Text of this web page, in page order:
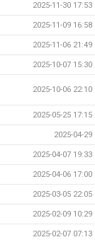
2025-11-30 17:53
2025-11-09 16:58
2025-11-06 21:49
2025-10-07 15:30
2025-10-06 22:10
2025-05-25 17:15
2025-04-29
2025-04-07 19:33
2025-04-06 17:00
2025-03-05 22:05
2025-02-09 10:29
2025-02-07 07:13